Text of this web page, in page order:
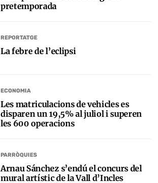
pretemporada
REPORTATGE
La febre de l’eclipsi
ECONOMIA
Les matriculacions de vehicles es
disparen un 19,5% al juliol i superen
les 600 operacions
PARRÒQUIES
Arnau Sánchez s’endú el concurs del
mural artístic de la Vall d’Incles